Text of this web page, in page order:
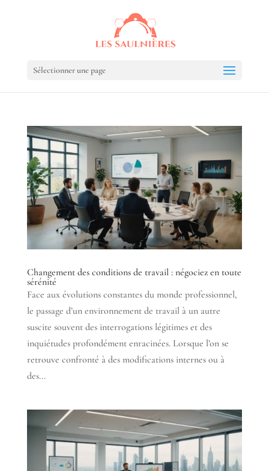
Sélectionner une page
Changement des conditions de travail : négociez en toute
sérénité
Face aux évolutions constantes du monde professionnel,
le passage d’un environnement de travail à un autre
suscite souvent des interrogations légitimes et des
inquiétudes profondément enracinées. Lorsque l’on se
retrouve confronté à des modifications internes ou à
des...